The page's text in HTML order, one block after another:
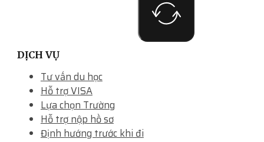
DỊCH VỤ
Tư vấn du học
Hỗ trợ VISA
Lựa chọn Trường
Hỗ trợ nộp hồ sơ
Định hướng trước khi đi